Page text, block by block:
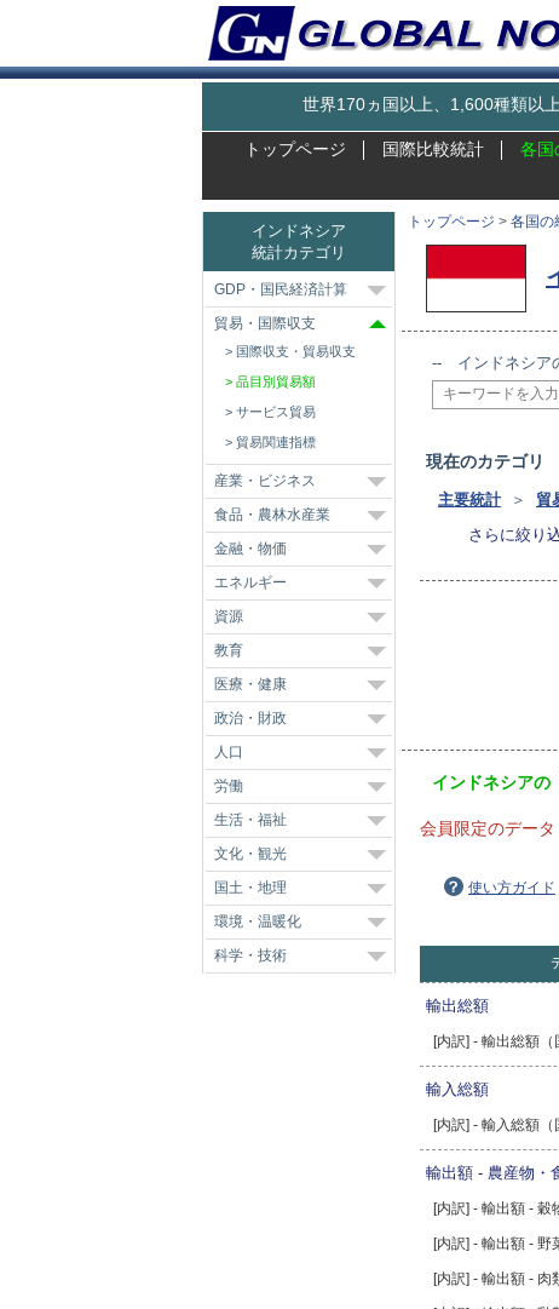
世界170ヵ国以上、1,600種類以
トップページ 国際比較統計 各国
トップページ > 各国の
-- インドネシア
現在のカテゴリ
主要統計＞ 貿
さらに絞り
インドネシアの
会員限定のデー
使い方ガイド
輸出総額
[内訳] - 輸出総額（
輸入総額
[内訳] - 輸入総額（
輸出額 - 農産物・
[内訳] - 輸出額 - 穀
[内訳] - 輸出額 - 野
[内訳] - 輸出額 - 肉
インドネシア
統計カテゴリ
GDP・国民経済計算
貿易・国際収支
国際収支・貿易収支
品目別貿易額
サービス貿易
貿易関連指標
産業・ビジネス
食品・農林水産業
金融・物価
エネルギー
資源
教育
医療・健康
政治・財政
人口
労働
生活・福祉
文化・観光
国土・地理
環境・温暖化
科学・技術